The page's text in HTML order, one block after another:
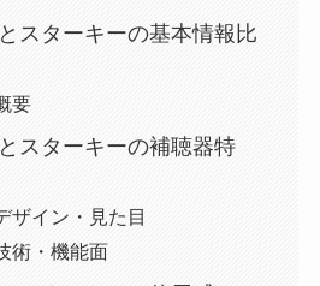
スターキーの基本情報比
要
スターキーの補聴器特
ザイン・見た目
術・機能面